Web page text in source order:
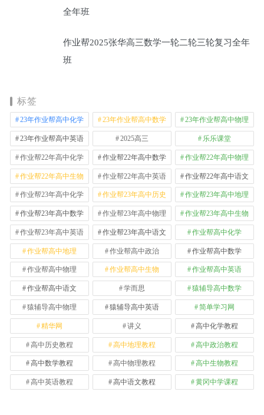
全年班
作业帮2025张华高三数学一轮二轮三轮复习全年
班
标签
23年作业帮高中化学 23年作业帮高中数学 23年作业帮高中物理
23年作业帮高中英语 2025高三 乐乐课堂
作业帮22年高中化学 作业帮22年高中数学 作业帮22年高中物理
作业帮22年高中生物 作业帮22年高中英语 作业帮22年高中语文
作业帮23年高中化学 作业帮23年高中历史 作业帮23年高中地理
作业帮23年高中数学 作业帮23年高中物理 作业帮23年高中生物
作业帮23年高中英语 作业帮23年高中语文 作业帮高中化学
作业帮高中地理 作业帮高中政治 作业帮高中数学
作业帮高中物理 作业帮高中生物 作业帮高中英语
作业帮高中语文 学而思 猿辅导高中数学
猿辅导高中物理 猿辅导高中英语 简单学习网
精华网 讲义 高中化学教程
高中历史教程 高中地理教程 高中政治教程
高中数学教程 高中物理教程 高中生物教程
高中英语教程 高中语文教程 黄冈中学课程